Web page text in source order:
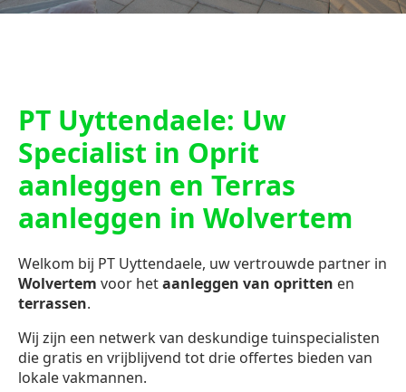
PT Uyttendaele: Uw
Specialist in Oprit
aanleggen en Terras
aanleggen in Wolvertem
Welkom bij PT Uyttendaele, uw vertrouwde partner in
Wolvertem voor hetaanleggen van opritten en
terrassen.
Wij zijn een netwerk van deskundige tuinspecialisten
die gratis en vrijblijvend tot drie offertes bieden van
lokale vakmannen.